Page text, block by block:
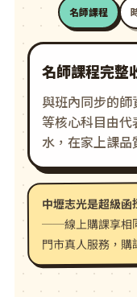
名師課程
名師課程完整
與班內同步的
等核心科目由
水，在家上課品
中壢志光是超級
──線上購課享相
門市真人服務，購